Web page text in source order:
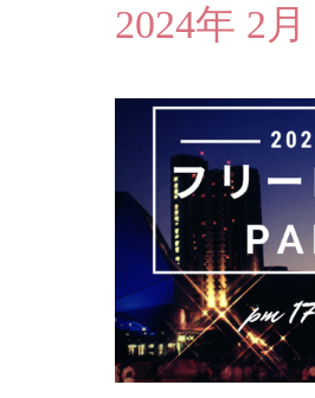
2024年 2月